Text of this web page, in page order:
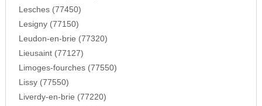
Lesches (77450)
Lesigny (77150)
Leudon-en-brie (77320)
Lieusaint (77127)
Limoges-fourches (77550)
Lissy (77550)
Liverdy-en-brie (77220)